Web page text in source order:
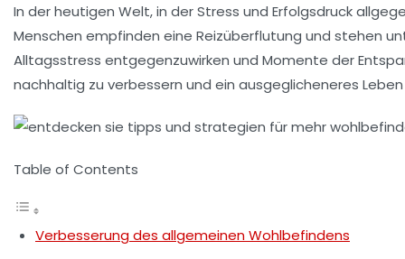
In der heutigen Welt, in der Stress und Erfolgsdruck
Menschen empfinden eine Reizüberflutung und stehen
Alltagsstress entgegenzuwirken und Momente der
nachhaltig zu verbessern und ein ausgeglicheneres
Table of Contents
Verbesserung des allgemeinen Wohlbefindens